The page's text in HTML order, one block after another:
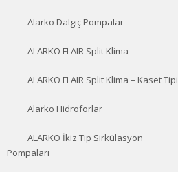
Alarko Dalgıç Pompalar
ALARKO FLAIR Split Klima
ALARKO FLAIR Split Klima – Kaset Tipi
Alarko Hidroforlar
ALARKO İkiz Tip Sirkülasyon
Pompaları